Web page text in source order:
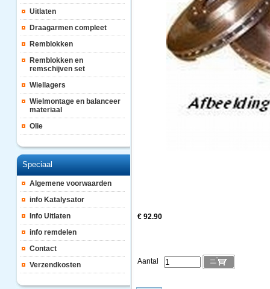
Uitlaten
Draagarmen compleet
Remblokken
Remblokken en
remschijven set
Wiellagers
Wielmontage en balanceer
materiaal
Olie
Speciaal
Algemene voorwaarden
info Katalysator
Info Uitlaten
info remdelen
Contact
Verzendkosten
€ 92.90
Aantal